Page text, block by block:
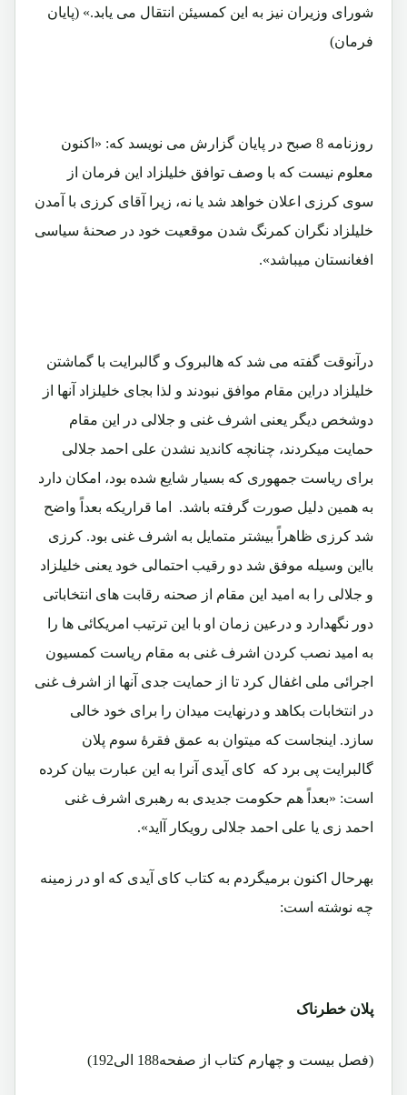
شورای وزیران نیز به این کمسیئن انتقال می یابد.» (پایان
فرمان)
روزنامه 8 صبح در پایان گزارش می نویسد که: «اکنون
معلوم نیست که با وصف توافق خلیلزاد این فرمان از
سوی کرزی اعلان خواهد شد یا نه، زیرا آقای کرزی با آمدن
خلیلزاد نگران کمرنگ شدن موقعیت خود در صحنۀ سیاسی
افغانستان میباشد».
درآنوقت گفته می شد که هالبروک و گالبرایت با گماشتن
خلیلزاد دراین مقام موافق نبودند و لذا بجای خلیلزاد آنها از
دوشخص دیگر یعنی اشرف غنی و جلالی در این مقام
حمایت میکردند، چنانچه کاندید نشدن علی احمد جلالی
برای ریاست جمهوری که بسیار شایع شده بود، امکان دارد
به همین دلیل صورت گرفته باشد. اما قراریکه بعداً واضح
شد کرزی ظاهراً بیشتر متمایل به اشرف غنی بود. کرزی
بااین وسیله موفق شد دو رقیب احتمالی خود یعنی خلیلزاد
و جلالی را به امید این مقام از صحنه رقابت های انتخاباتی
دور نگهدارد و درعین زمان او با این ترتیب امریکائی ها را
به امید نصب کردن اشرف غنی به مقام ریاست کمسیون
اجرائی ملی اغفال کرد تا از حمایت جدی آنها از اشرف غنی
در انتخابات بکاهد و درنهایت میدان را برای خود خالی
سازد. اینجاست که میتوان به عمق فقرۀ سوم پلان
گالبرایت پی برد که کای آیدی آنرا به این عبارت بیان کرده
است: «بعداً هم حکومت جدیدی به رهبری اشرف غنی
احمد زی یا علی احمد جلالی رویکار آاید».
بهرحال اکنون برمیگردم به کتاب کای آیدی که او در زمینه
چه نوشته است:
پلان خطرناک
(فصل بیست و چهارم کتاب از صفحه188 الی192)